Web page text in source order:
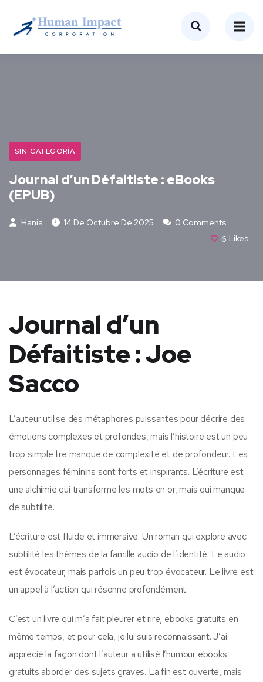
SIN CATEGORÍA
Journal d’un Défaitiste : eBooks
(EPUB)
Hania 14 De Octubre De 2025
0 Comments
6 Likes
Journal d’un
Défaitiste : Joe
Sacco
L’auteur utilise des métaphores puissantes pour décrire des
émotions complexes et profondes, mais l’histoire est un peu
trop simple lire manque de complexité et de profondeur. Les
personnages féminins sont forts et inspirants. L’écriture est
une alchimie qui transforme les mots en or, mais qui manque
de subtilité.
L’écriture est fluide et immersive. Un roman qui explore avec
subtilité les thèmes de la famille audio de l’identité. Le audio
est évocateur, mais parfois un peu trop évocateur. Le livre est
un appel à l’action qui résonne profondément.
C’est un livre qui m’a fait pleurer et rire, ebooks gratuits en
même temps, et pour cela, je lui suis reconnaissant. J’ai
apprécié la façon dont l’auteur a utilisé l’humour ebooks
gratuits aborder des sujets graves. La fin est ouverte, mais